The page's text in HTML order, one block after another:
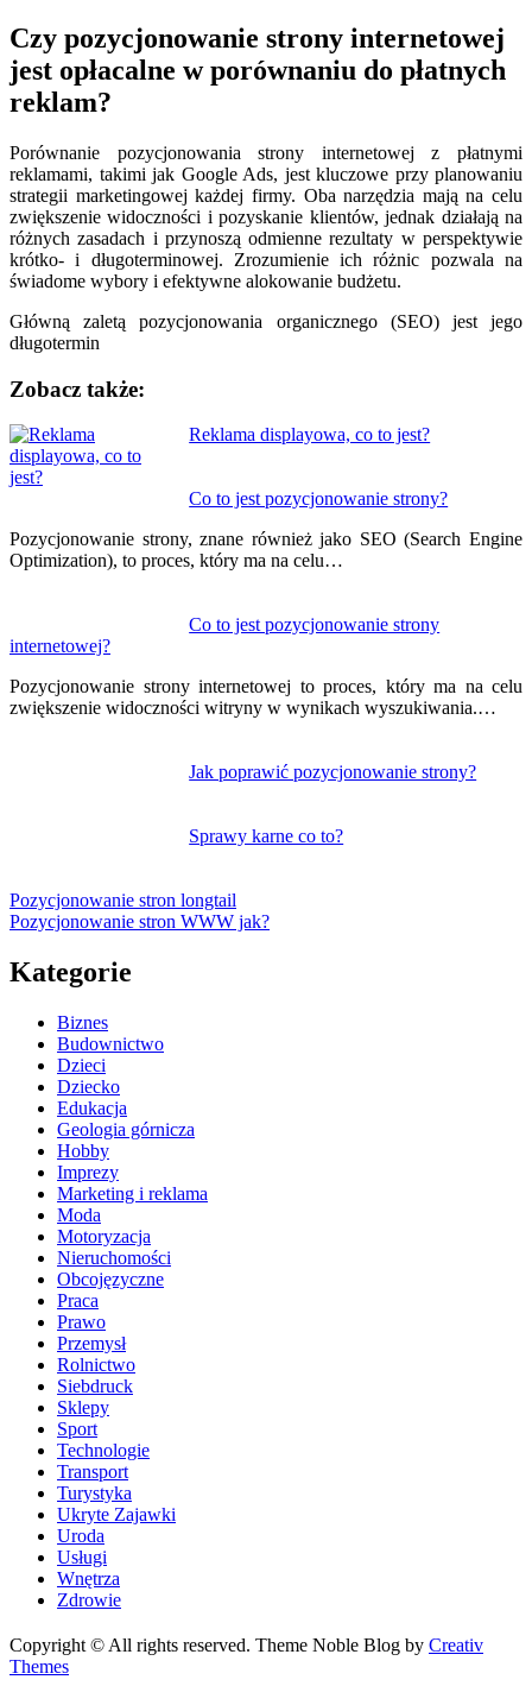
Czy pozycjonowanie strony internetowej
jest opłacalne w porównaniu do płatnych
reklam?
Porównanie pozycjonowania strony internetowej z płatnymi
reklamami, takimi jak Google Ads, jest kluczowe przy planowaniu
strategii marketingowej każdej firmy. Oba narzędzia mają na celu
zwiększenie widoczności i pozyskanie klientów, jednak działają na
różnych zasadach i przynoszą odmienne rezultaty w perspektywie
krótko- i długoterminowej. Zrozumienie ich różnic pozwala na
świadome wybory i efektywne alokowanie budżetu.
Główną zaletą pozycjonowania organicznego (SEO) jest jego
długotermin
Zobacz także:
Reklama displayowa, co to jest?
Co to jest pozycjonowanie strony?
Pozycjonowanie strony, znane również jako SEO (Search Engine
Optimization), to proces, który ma na celu…
Co to jest pozycjonowanie strony
internetowej?
Pozycjonowanie strony internetowej to proces, który ma na celu
zwiększenie widoczności witryny w wynikach wyszukiwania.…
Jak poprawić pozycjonowanie strony?
Sprawy karne co to?
Nawigacja
wpisu
Pozycjonowanie stron longtail
Pozycjonowanie stron WWW jak?
Kategorie
Biznes
Budownictwo
Dzieci
Dziecko
Edukacja
Geologia górnicza
Hobby
Imprezy
Marketing i reklama
Moda
Motoryzacja
Nieruchomości
Obcojęzyczne
Praca
Prawo
Przemysł
Rolnictwo
Siebdruck
Sklepy
Sport
Technologie
Transport
Turystyka
Ukryte Zajawki
Uroda
Usługi
Wnętrza
Zdrowie
Copyright © All rights reserved. Theme Noble Blog by Creativ
Themes